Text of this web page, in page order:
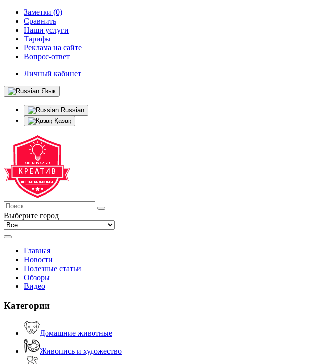
Заметки (0)
Сравнить
Наши услуги
Тарифы
Реклама на сайте
Вопрос-ответ
Личный кабинет
Язык
Russian
Қазақ
Выберите город
Главная
Новости
Полезные статьи
Обзоры
Видео
Категории
Домашние животные
Живопись и художество